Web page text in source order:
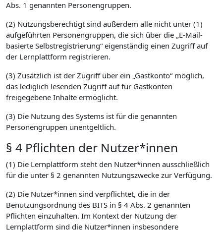
Abs. 1 genannten Personengruppen.
(2) Nutzungsberechtigt sind außerdem alle nicht unter (1)
aufgeführten Personengruppen, die sich über die „E-Mail-
basierte Selbstregistrierung“ eigenständig einen Zugriff auf
der Lernplattform registrieren.
(3) Zusätzlich ist der Zugriff über ein „Gastkonto“ möglich,
das lediglich lesenden Zugriff auf für Gastkonten
freigegebene Inhalte ermöglicht.
(3) Die Nutzung des Systems ist für die genannten
Personengruppen unentgeltlich.
§ 4 Pflichten der Nutzer*innen
(1) Die Lernplattform steht den Nutzer*innen ausschließlich
für die unter § 2 genannten Nutzungszwecke zur Verfügung.
(2) Die Nutzer*innen sind verpflichtet, die in der
Benutzungsordnung des BITS in § 4 Abs. 2 genannten
Pflichten einzuhalten. Im Kontext der Nutzung der
Lernplattform sind die Nutzer*innen insbesondere